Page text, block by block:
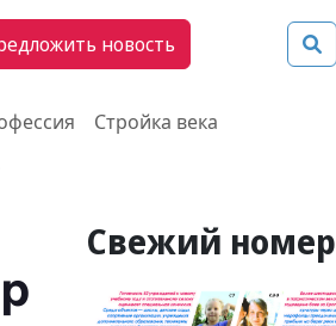
новость
Стройка века
Свежий номер